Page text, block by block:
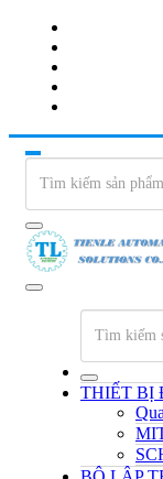
THIẾT BỊ